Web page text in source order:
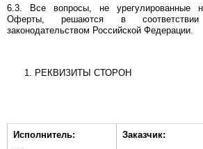
6.3. Все вопросы, не урегулированные
Оферты, решаются в
законодательством Российской Федерации.
РЕКВИЗИТЫ СТОРОН
Исполнитель:
Заказчик: